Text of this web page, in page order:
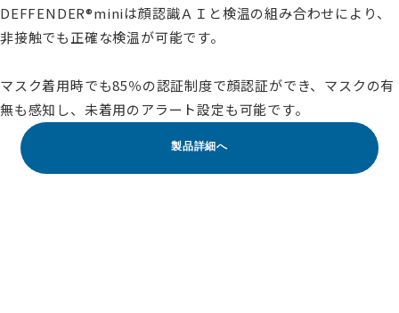
DEFFENDER®miniは顔認識ＡＩと検温の組み合わせにより、
非接触でも正確な検温が可能です。
マスク着用時でも85％の認証制度で顔認証ができ、マスクの有
無も感知し、未着用のアラート設定も可能です。
製品詳細へ